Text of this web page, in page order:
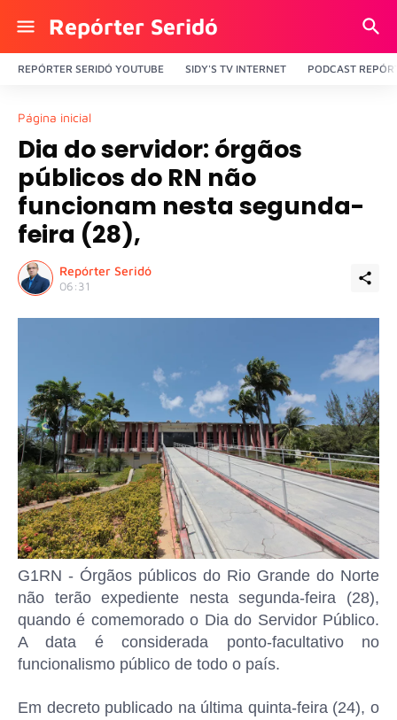
Repórter Seridó
REPÓRTER SERIDÓ YOUTUBE SIDY'S TV INTERNET PODCAST
Página inicial
Dia do servidor: órgãos
públicos do RN não
funcionam nesta segunda-
feira (28),
Repórter Seridó
06:31
G1RN - Órgãos públicos do Rio Grande do Norte
não terão expediente nesta segunda-feira (28),
quando é comemorado o Dia do Servidor Público.
A data é considerada ponto-facultativo no
funcionalismo público de todo o país.
Em decreto publicado na última quinta-feira (24), o